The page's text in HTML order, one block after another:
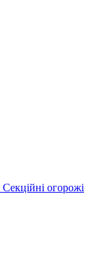
Секційні огорожі